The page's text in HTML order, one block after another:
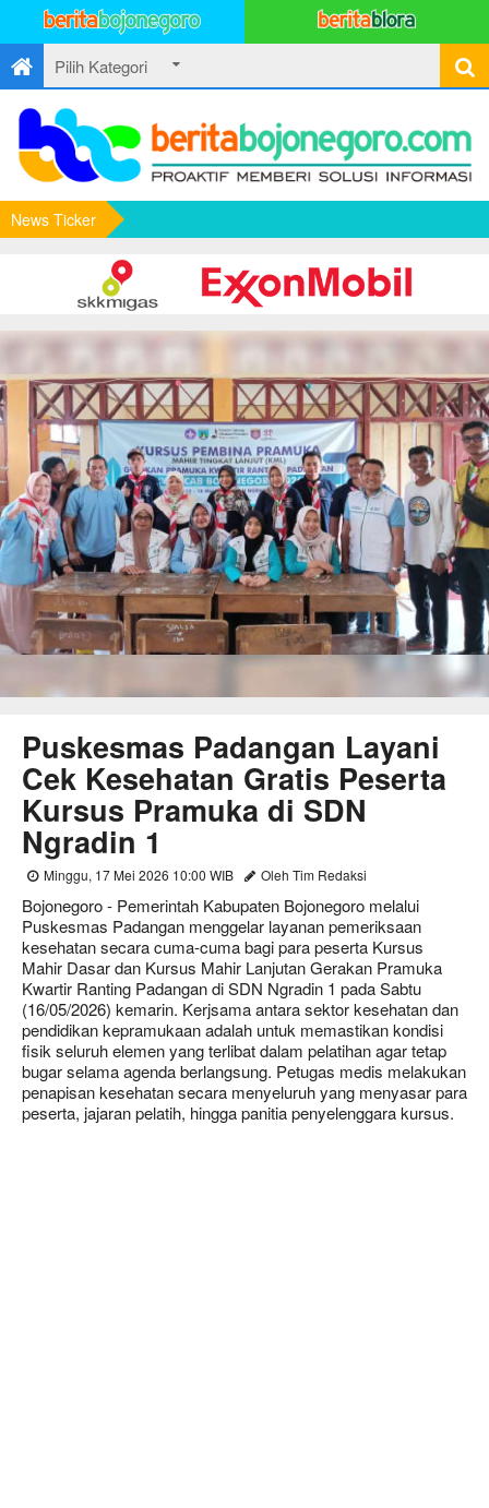
News Ticker
Puskesmas Padangan Layani
Cek Kesehatan Gratis Peserta
Kursus Pramuka di SDN
Ngradin 1
Minggu, 17 Mei 2026 10:00 WIB Oleh Tim Redaksi
Bojonegoro - Pemerintah Kabupaten Bojonegoro melalui
Puskesmas Padangan menggelar layanan pemeriksaan
kesehatan secara cuma-cuma bagi para peserta Kursus
Mahir Dasar dan Kursus Mahir Lanjutan Gerakan Pramuka
Kwartir Ranting Padangan di SDN Ngradin 1 pada Sabtu
(16/05/2026) kemarin. Kerjsama antara sektor kesehatan dan
pendidikan kepramukaan adalah untuk memastikan kondisi
fisik seluruh elemen yang terlibat dalam pelatihan agar tetap
bugar selama agenda berlangsung. Petugas medis melakukan
penapisan kesehatan secara menyeluruh yang menyasar para
peserta, jajaran pelatih, hingga panitia penyelenggara kursus.